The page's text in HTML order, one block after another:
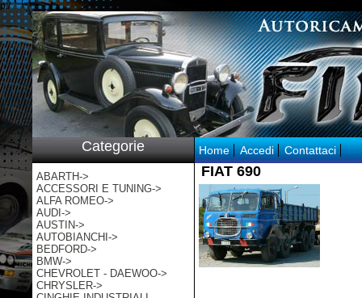
p:/
Categorie
ABARTH->
ACCESSORI E TUNING->
ALFA ROMEO->
AUDI->
AUSTIN->
AUTOBIANCHI->
BEDFORD->
BMW->
CHEVROLET - DAEWOO->
CHRYSLER->
Home Accedi Contattaci
FIAT 690